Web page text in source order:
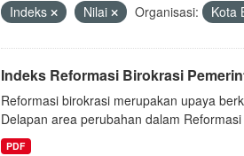
Indeks
Nilai Organisasi: Kota
Indeks Reformasi Birokrasi
Reformasi birokrasi merupakan upaya
Delapan area perubahan dalam
PDF